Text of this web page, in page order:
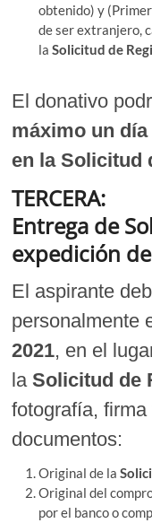
obtenido) y
de ser extranjero,
laSolicitud de
El donativo
máximo un
en la Solicitud
TERCERA:
Entrega de
expedición
El aspirante
personalmente
2021, en el
laSolicitud de
fotografía,
documentos:
Original de la
Original del
por el banco o